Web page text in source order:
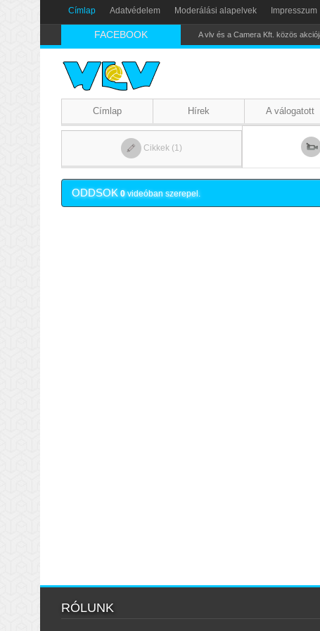
Címlap Adatvédelem Moderálási alapelvek Impresszum
FACEBOOK Nikics-gól lábbal
Címlap Hírek A válogatott
Cikkek (1)
ODDSOK 0videóban szerepel.
RÓLUNK